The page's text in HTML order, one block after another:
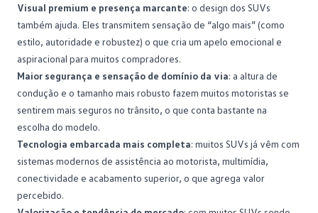
Visual premium e presença marcante: o design dos SUVs
também ajuda. Eles transmitem sensação de “algo mais” (como
estilo, autoridade e robustez) o que cria um apelo emocional e
aspiracional para muitos compradores.
Maior segurança e sensação de domínio da via: a altura de
condução e o tamanho mais robusto fazem muitos motoristas se
sentirem mais seguros no trânsito, o que conta bastante na
escolha do modelo.
Tecnologia embarcada mais completa: muitos SUVs já vêm com
sistemas modernos de assistência ao motorista, multimídia,
conectividade e acabamento superior, o que agrega valor
percebido.